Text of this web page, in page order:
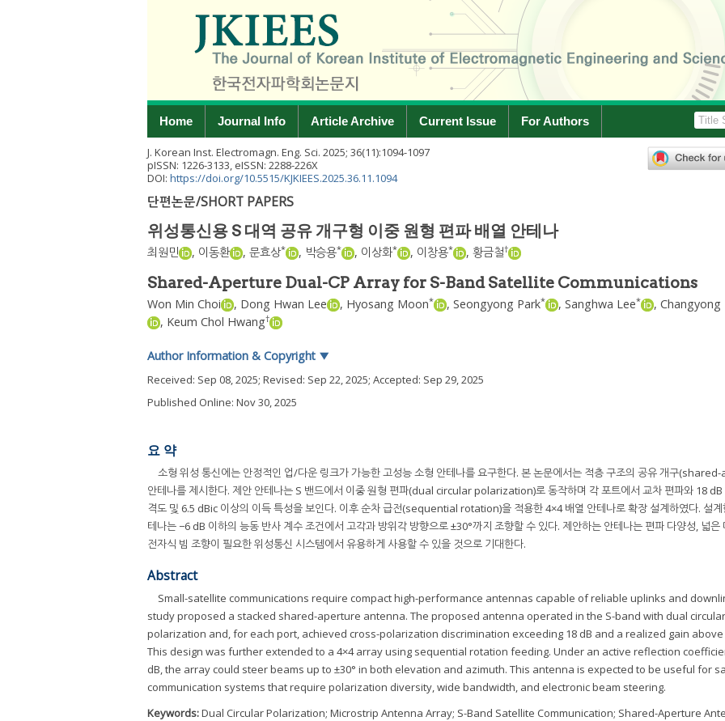
Home Journal Info Article Archive Current Issue For Authors
J. Korean Inst. Electromagn. Eng. Sci. 2025; 36(11):1094-1097
pISSN: 1226-3133, eISSN: 2288-226X
DOI: https://doi.org/10.5515/KJKIEES.2025.36.11.1094
단편논문/SHORT PAPERS
위성통신용 S 대역 공유 개구형 이중 원형 편파 배열 안테나
최원민 , 이동환 , 문효상* , 박승용* , 이상화* , 이창용* , 황금철†
Shared-Aperture Dual-CP Array for S-Band Satellite Communications
Won Min Choi , Dong Hwan Lee , Hyosang Moon* , Seongyong Park* , Sanghwa Lee* , Changyong
, Keum Chol Hwang†
Author Information & Copyright ▼
Received: Sep 08, 2025; Revised: Sep 22, 2025; Accepted: Sep 29, 2025
Published Online: Nov 30, 2025
요 약
소형 위성 통신에는 안정적인 업/다운 링크가 가능한 고성능 소형 안테나를 요구한다. 본 논문에서는 적층 구조의 공유 개구
안테나를 제시한다. 제안 안테나는 S 밴드에서 이중 원형 편파(dual circular polarization)로 동작하며 각 포트에서 교차 편파와 18 dB
격도 및 6.5 dBic 이상의 이득 특성을 보인다. 이후 순차 급전(sequential rotation)을 적용한 4×4 배열 안테나로 확장 설계하였다. 설계
테나는 −6 dB 이하의 능동 반사 계수 조건에서 고각과 방위각 방향으로 ±30°까지 조향할 수 있다. 제안하는 안테나는 편파 다양성, 넓은
전자식 빔 조향이 필요한 위성통신 시스템에서 유용하게 사용할 수 있을 것으로 기대한다.
Abstract
Small-satellite communications require compact high-performance antennas capable of reliable uplinks and
study proposed a stacked shared-aperture antenna. The proposed antenna operated in the S-band with dual circular
polarization and, for each port, achieved cross-polarization discrimination exceeding 18 dB and a realized gain above
This design was further extended to a 4×4 array using sequential rotation feeding. Under an active reflection
dB, the array could steer beams up to ±30° in both elevation and azimuth. This antenna is expected to be useful for
communication systems that require polarization diversity, wide bandwidth, and electronic beam steering.
Keywords:Dual Circular Polarization; Microstrip Antenna Array; S-Band Satellite Communication; Shared-Aperture